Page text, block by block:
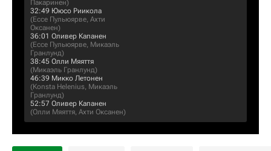
Пакаринен)
32:49 Ююсо Риикола
(Ессе Пульюярве, Ахти
Оксанен)
36:01 Оливер Капанен
(Ессе Пульюярве, Микаэль
Гранлунд)
38:45 Олли Мяяття
(Микаэль Гранлунд)
46:39 Микко Летонен
(Konsta Helenius, Микаэль
Гранлунд)
52:57 Оливер Капанен
(Олли Мяяття, Ахти Оксанен)